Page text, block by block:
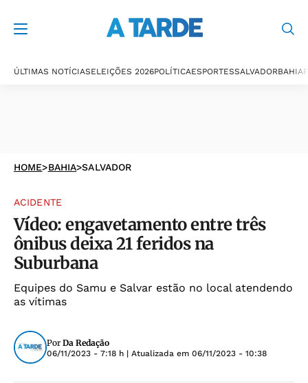
ÚLTIMAS NOTÍCIASELEIÇÕES 2026POLÍTICAESPORTESSALVADORBAHIA
HOME>BAHIA>SALVADOR
ACIDENTE
Vídeo: engavetamento entre três
ônibus deixa 21 feridos na
Suburbana
Equipes do Samu e Salvar estão no local atendendo
as vítimas
Por Da Redação
06/11/2023 - 7:18 h | Atualizada em 06/11/2023 - 10:38